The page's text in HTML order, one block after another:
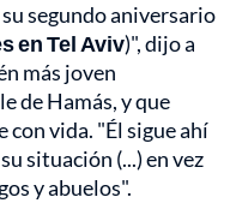
segundo aniversario
en Tel Aviv)", dijo a
más joven
de Hamás, y que
con vida. "Él sigue ahí
situación (...) en vez
y abuelos".